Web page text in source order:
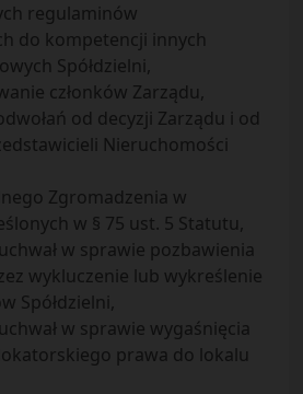
regulaminów
do kompetencji innych
Spółdzielni,
członków Zarządu,
od decyzji Zarządu i od
Nieruchomości
Zgromadzenia w
w § 75 ust. 5 Statutu,
w sprawie pozbawienia
wykluczenie lub wykreślenie
Spółdzielni,
w sprawie wygaśnięcia
prawa do lokalu